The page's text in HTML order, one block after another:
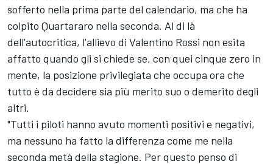
sofferto nella prima parte del calendario, ma che ha
colpito Quartararo nella seconda. Al di là
dell'autocritica, l'allievo di Valentino Rossi non esita
affatto quando gli si chiede se, con quei cinque zero in
mente, la posizione privilegiata che occupa ora che
tutto è da decidere sia più merito suo o demerito degli
altri.
"Tutti i piloti hanno avuto momenti positivi e negativi,
ma nessuno ha fatto la differenza come me nella
seconda metà della stagione. Per questo penso di